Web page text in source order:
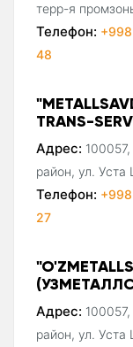
терр-я
Телефон:
48
TRANS-
Адрес:
район, ул. Уста
Телефон:
27
Адрес:
район, ул. Уста